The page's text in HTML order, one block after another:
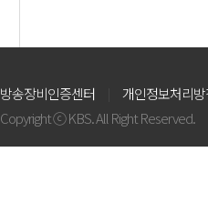
방송장비인증센터
개인정보처리
Copyright ⓒ KBS. All Right Reserved.